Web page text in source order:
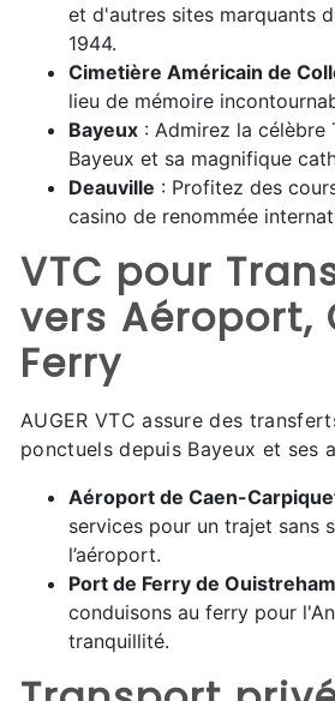
et d'autres sites marquants
1944.
Cimetière Américain de
lieu de mémoire
Bayeux : Admirez la célèbre
Bayeux et sa magnifique
Deauville : Profitez des
casino de renommée
VTC pour
vers Aéroport,
Ferry
AUGER VTC assure des
ponctuels depuis Bayeux et ses
Aéroport de Caen-
services pour un trajet sans
l’aéroport.
Port de Ferry de Ouistreham
conduisons au ferry pour
tranquillité.